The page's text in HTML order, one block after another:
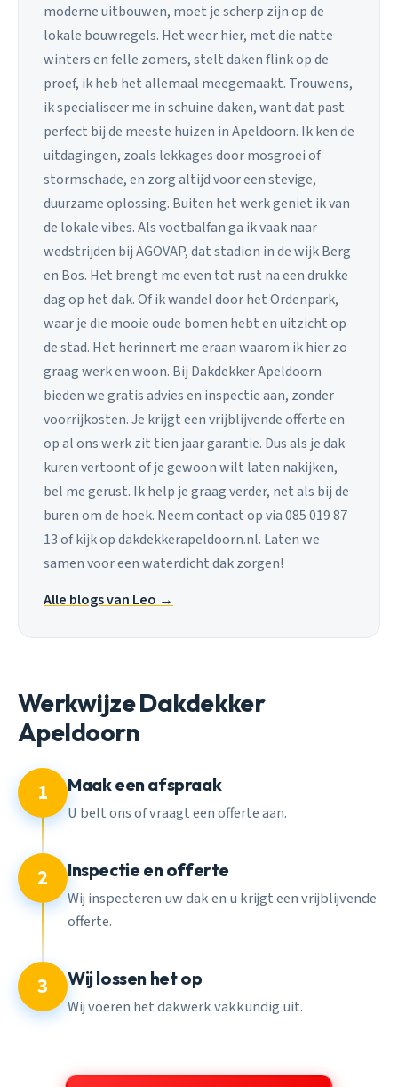
moderne uitbouwen, moet je scherp zijn op de
lokale bouwregels. Het weer hier, met die natte
winters en felle zomers, stelt daken flink op de
proef, ik heb het allemaal meegemaakt. Trouwens,
ik specialiseer me in schuine daken, want dat past
perfect bij de meeste huizen in Apeldoorn. Ik ken de
uitdagingen, zoals lekkages door mosgroei of
stormschade, en zorg altijd voor een stevige,
duurzame oplossing. Buiten het werk geniet ik van
de lokale vibes. Als voetbalfan ga ik vaak naar
wedstrijden bij AGOVAP, dat stadion in de wijk Berg
en Bos. Het brengt me even tot rust na een drukke
dag op het dak. Of ik wandel door het Ordenpark,
waar je die mooie oude bomen hebt en uitzicht op
de stad. Het herinnert me eraan waarom ik hier zo
graag werk en woon. Bij Dakdekker Apeldoorn
bieden we gratis advies en inspectie aan, zonder
voorrijkosten. Je krijgt een vrijblijvende offerte en
op al ons werk zit tien jaar garantie. Dus als je dak
kuren vertoont of je gewoon wilt laten nakijken,
bel me gerust. Ik help je graag verder, net als bij de
buren om de hoek. Neem contact op via 085 019 87
13 of kijk op dakdekkerapeldoorn.nl. Laten we
samen voor een waterdicht dak zorgen!
Alle blogs van Leo →
Werkwijze Dakdekker
Apeldoorn
1 Maak een afspraak
U belt ons of vraagt een offerte aan.
2 Inspectie en offerte
Wij inspecteren uw dak en u krijgt een vrijblijvende
offerte.
3 Wij lossen het op
Wij voeren het dakwerk vakkundig uit.